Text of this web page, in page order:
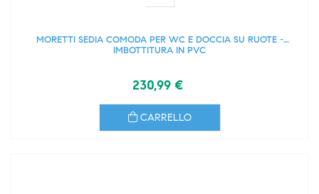
MORETTI SEDIA COMODA PER WC E DOCCIA SU RUOTE -
IMBOTTITURA IN PVC
230,99 €
CARRELLO